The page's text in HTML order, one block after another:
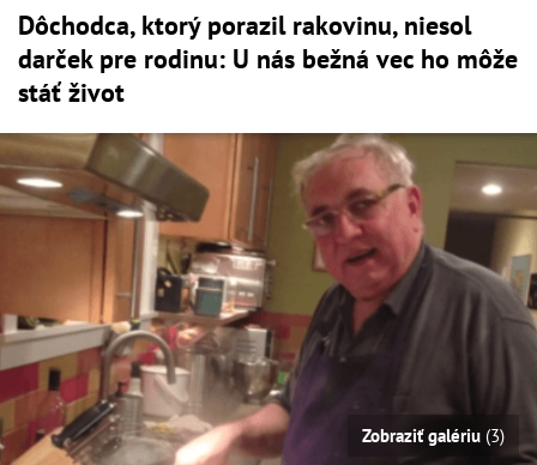
Dôchodca, ktorý porazil rakovinu, niesol
darček pre rodinu: U nás bežná vec ho môže
stáť život
Zobraziť galériu (3)